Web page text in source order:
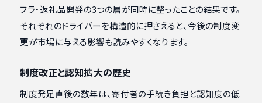
フラ・返礼品開発の3つの層が同時に整ったことの結果です。
それぞれのドライバーを構造的に押さえると、今後の制度変
更が市場に与える影響も読みやすくなります。
制度改正と認知拡大の歴史
制度発足直後の数年は、寄付者の手続き負担と認知度の低